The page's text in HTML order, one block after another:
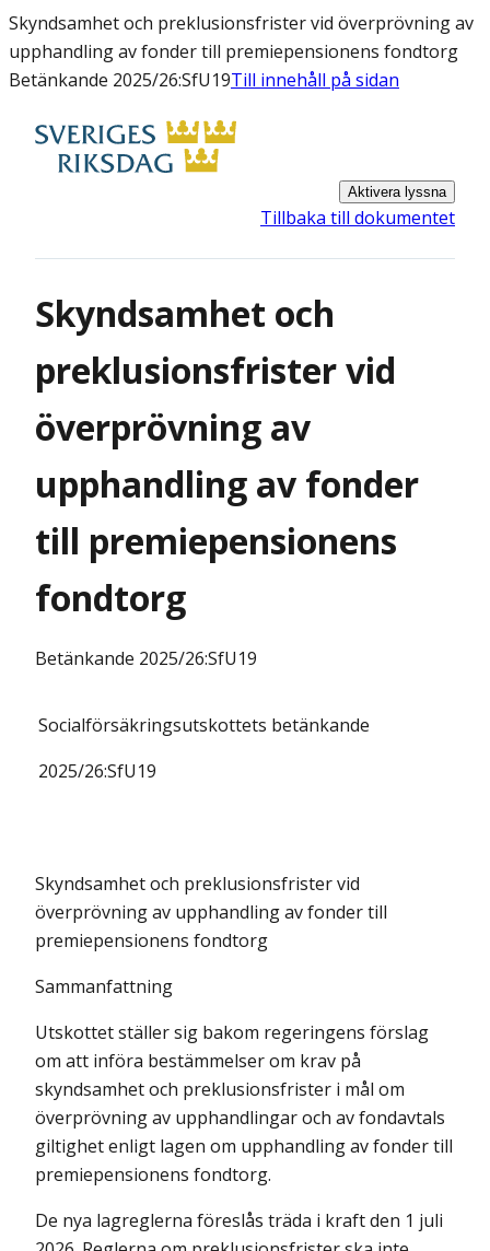
Skyndsamhet och preklusionsfrister vid överprövning av
upphandling av fonder till premiepensionens fondtorg
Betänkande 2025/26:SfU19Till innehåll på sidan
Aktivera lyssna
Tillbaka till dokumentet
Skyndsamhet och
preklusionsfrister vid
överprövning av
upphandling av fonder
till premiepensionens
fondtorg
Betänkande 2025/26:SfU19
Socialförsäkringsutskottets betänkande
2025/26:SfU19
Skyndsamhet och preklusionsfrister vid
överprövning av upphandling av fonder till
premiepensionens fondtorg
Sammanfattning
Utskottet ställer sig bakom regeringens förslag
om att införa bestämmelser om krav på
skyndsamhet och preklusionsfrister i mål om
överprövning av upphandlingar och av fondavtals
giltighet enligt lagen om upphandling av fonder till
premiepensionens fondtorg.
De nya lagreglerna föreslås träda i kraft den 1 juli